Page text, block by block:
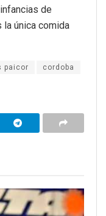
de
la única comida
paicor cordoba